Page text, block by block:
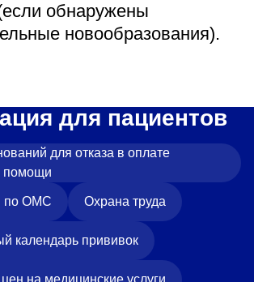
обнаружены
новообразования).
для пациентов
для отказа в оплате
помощи
по ОМС Охрана труда
календарь прививок